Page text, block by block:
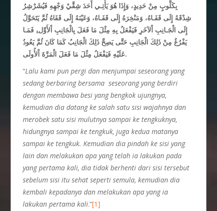
بِكَلُّوبٍ مِنْ حَدِيدٍ، وَإِذَا هُوَ يَأْتِـي أَحَدَ شِقَّيْ وَجْهِهِ فَيُشَرْشِرُ
شِدْقَهُ إِلَى قَفَـاهُ، وَمَنْخِرَهُ إِلَى قَفَـاهُ، وَعَيْنَهُ إِلَى قَفَاهُ ثُمَّ يَتَحَوَّلُ
إِلَى الْجَـانِبِ اْلآخَرِ فَيَفْعَلُ بِهِ مِثْلَ مَا فَعَلَ بِالْجَانِبِ اْلأَوَّل،ِ فَمَـا
يَفْرُغُ مِنْ ذَلِكَ الْجَانِبِ حَتَّى يَصِحَّ ذَلِكَ الْجَانِبُ كَمَا كَانَ ثُمَّ يَعُودُ
عَلَيْهِ فَيَفْعَلُ مِثْلَ مَا فَعَلَ الْمَرَّةَ اْلأُولَى.
“Lalu kami pun pergi dan menjumpai seseorang yang
sedang berbaring bersama seseorang yang berdiri
dengan membawa besi yang bengkok ujungnya,
kemudian dia datang ke salah satu sisi wajahnya dan
merobek satu sisi mulutnya sampai ke tengkuknya,
hidungnya sampai ke tengkuk, juga kedua matanya
sampai ke tengkuk. Kemudian dia pindah ke sisi yang
lain dan melakukan apa yang telah ia lakukan pada
yang pertama kali, dia tidak berhenti dari sisi tersebut
sebelum sisi itu sehat seperti semula, kemudian dia
kembali kepadanya dan melakukan apa yang ia
lakukan pertama kali.”[1]